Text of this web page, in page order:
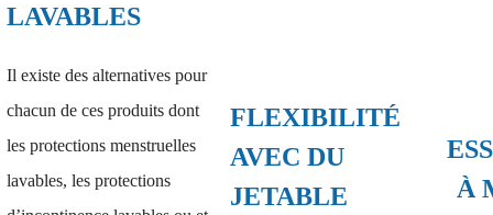
LAVABLES
Il existe des alternatives pour
chacun de ces produits dont
les protections menstruelles
lavables, les protections
FLEXIBILITÉ
AVEC DU
JETABLE
À